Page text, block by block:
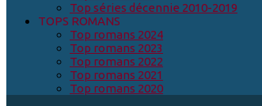
Top séries décennie 2010-2019
TOPS ROMANS
Top romans 2024
Top romans 2023
Top romans 2022
Top romans 2021
Top romans 2020